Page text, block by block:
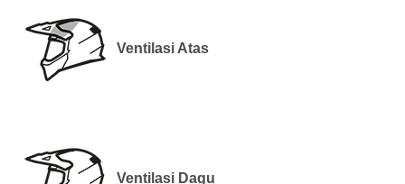
Ventilasi Atas
Ventilasi Dagu